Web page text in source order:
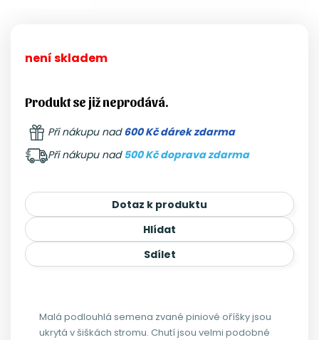
není skladem
Produkt se již neprodává.
Při nákupu nad600 Kč dárek zdarma
Při nákupu nad 500 Kč doprava zdarma
Dotaz k produktu
Hlídat
Sdílet
Malá podlouhlá semena zvané piniové oříšky jsou
ukrytá v šiškách stromu. Chutí jsou velmi podobné